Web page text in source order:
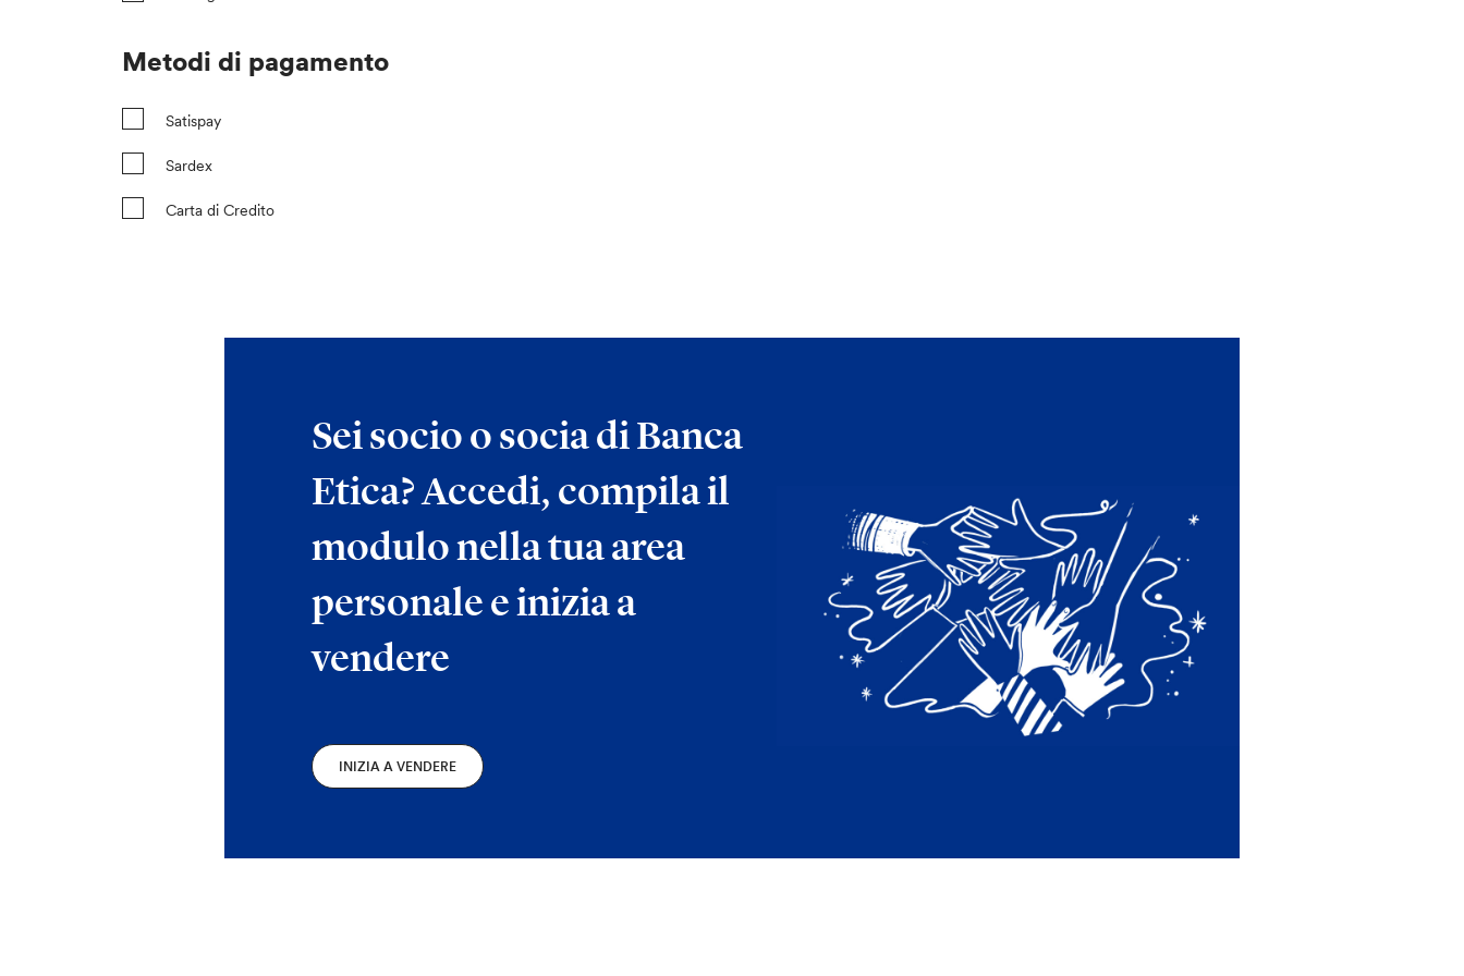
Metodi di pagamento
Satispay
Sardex
Carta di Credito
Sei socio o socia di Banca
Etica? Accedi, compila il
modulo nella tua area
personale e inizia a
vendere
INIZIA A VENDERE